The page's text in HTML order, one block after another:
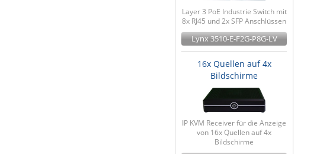
Layer 3 PoE Industrie Switch mit
8x RJ45 und 2x SFP Anschlüssen
Lynx 3510-E-F2G-P8G-LV
16x Quellen auf 4x
Bildschirme
IP KVM Receiver für die Anzeige
von 16x Quellen auf 4x
Bildschirme